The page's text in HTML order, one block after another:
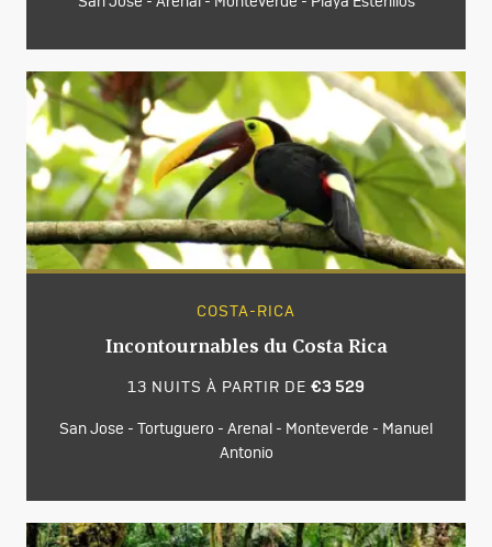
COSTA-RICA
Incontournables du Costa Rica
13 NUITS À PARTIR DE €3 529
San Jose - Tortuguero - Arenal - Monteverde - Manuel
Antonio